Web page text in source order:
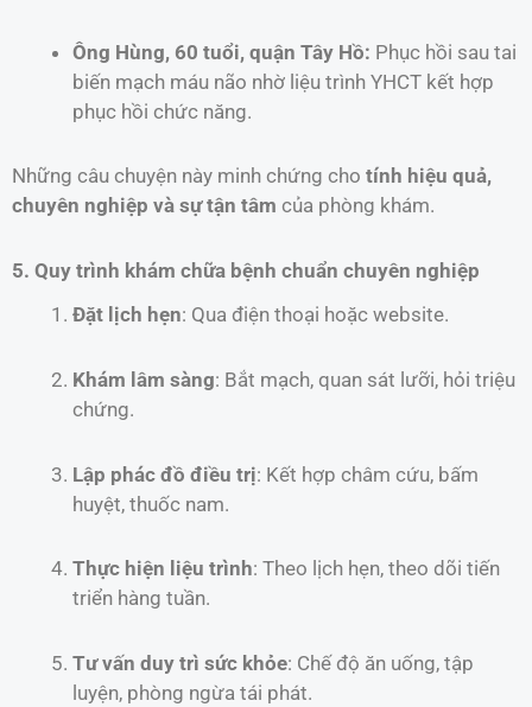
Ông Hùng, 60 tuổi, quận Tây Hồ: Phục hồi sau tai
biến mạch máu não nhờ liệu trình YHCT kết hợp
phục hồi chức năng.
Những câu chuyện này minh chứng cho tính hiệu quả,
chuyên nghiệp và sự tận tâm của phòng khám.
5. Quy trình khám chữa bệnh chuẩn chuyên nghiệp
Đặt lịch hẹn: Qua điện thoại hoặc website.
Khám lâm sàng: Bắt mạch, quan sát lưỡi, hỏi triệu
chứng.
Lập phác đồ điều trị: Kết hợp châm cứu, bấm
huyệt, thuốc nam.
Thực hiện liệu trình: Theo lịch hẹn, theo dõi tiến
triển hàng tuần.
Tư vấn duy trì sức khỏe: Chế độ ăn uống, tập
luyện, phòng ngừa tái phát.